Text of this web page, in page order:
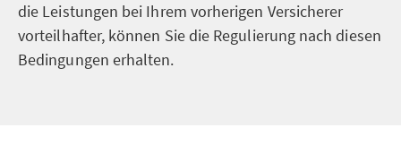
die Leistungen bei Ihrem vorherigen Versicherer
vorteilhafter, können Sie die Regulierung nach diesen
Bedingungen erhalten.